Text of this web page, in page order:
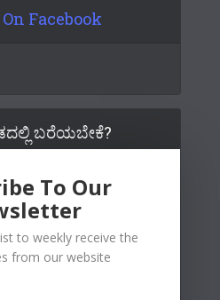
Facebook
ಬರೆಯಬೇಕೆ?
To Our
to weekly receive the
from our website